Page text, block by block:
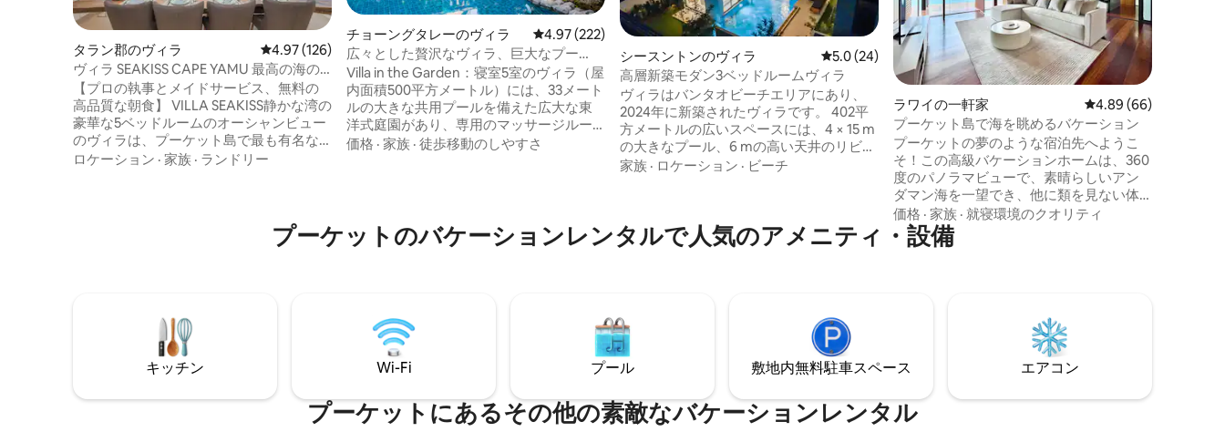
タラン郡のヴィラ レビュー126件、5つ星中4.97つ星の平均評価
4.97 (126)
ヴィラ SEAKISS CAPE YAMU 最高の海の
眺めの別荘朝食付きハウスキーパー付き
【プロの執事とメイドサービス、無料の
高品質な朝食】 VILLA SEAKISS静かな湾の
豪華な5ベッドルームのオーシャンビュー
のヴィラは、プーケット島で最も有名な
場所の1つであるヤム岬にあり、静かなア
は17メートルの長さで、5つの広々とした
ベッドルーム、4つのダブルベッドルー
西洋風の3種類の無料の高品質な朝食を提
供し、ゲストに昼食と夕食の調理サービ
スも提供します（人数に応じて料金がか
ン、Netflixケーブルテレビ、子供用のお
もちゃスペースがあります。当社の執事
ロケーション · 家族 · ランドリー
チョーングタレーのヴィラ レビュー222件、5つ星中4.97つ星の平均評価
4.97 (222)
広々とした贅沢なヴィラ、巨大なプー
ル。ビーチまで徒歩で行けます。
Villa in the Garden：寝室5室のヴィラ（屋
内面積500平方メートル）には、33メート
ルの大きな共用プールを備えた広大な東
洋式庭園があり、専用のマッサージルー
ムもご利用いただけます。 広々としたス
リンビーチは徒歩7分で、近くにはキャッ
チ・ビーチ・クラブやカフェ・デル・マ
ります。 ご要望に応じて、タイ人シェフ
をご用意できます。
価格 · 家族 · 徒歩移動のしやすさ
シースントンのヴィラ レビュー24件、5つ星中5.0つ星の平均評価
5.0 (24)
高層新築モダン3ベッドルームヴィラ
ヴィラはバンタオビーチエリアにあり、
2024年に新築されたヴィラです。 402平
方メートルの広いスペースには、4 × 15 m
の大きなプール、6 mの高い天井のリビン
グルームがあります。 真新しいデザイ
イ語、中国語で24時間365日対応のオンラ
インバトラーサービスを提供していま
家族 · ロケーション · ビーチ
ラワイの一軒家 レビュー66件、5つ星
4.89 (66)
プーケット島で海を眺めるバケーション
プーケットの夢のような宿泊先へようこ
そ！この高級バケーションホームは、360
度のパノラマビューで、素晴らしいアン
ダマン海を一望でき、他に類を見ない体
験を提供します 崖の上に位置するこの豪
華なヴィラは、あらゆる角度から息をの
むような景色を楽しめ、タイで最も絵の
キッチン、オープンエアのリビングルー
ム、2つのバスルーム パノラマバルコニー
価格 · 家族 · 就寝環境のクオリティ
プーケットのバケーションレンタルで人気のアメニティ・設備
キッチン Wi-Fi プール 敷地内無料駐⁠車ス⁠ペ⁠ー⁠ス エアコン
プーケットにあるその他の素敵なバケーションレンタル